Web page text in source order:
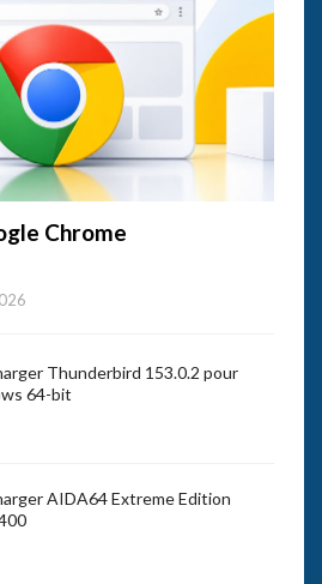
Chrome
Thunderbird 153.0.2 pour
64-bit
AIDA64 Extreme Edition